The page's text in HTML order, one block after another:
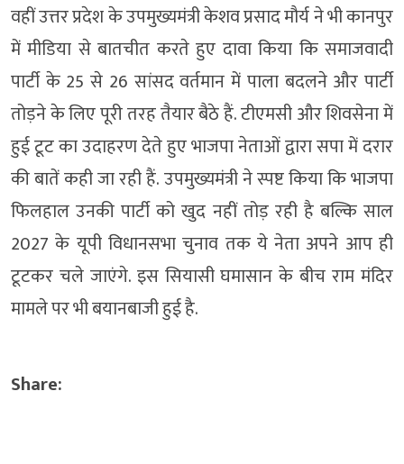
वहीं उत्तर प्रदेश के उपमुख्यमंत्री केशव प्रसाद मौर्य ने भी कानपुर
में मीडिया से बातचीत करते हुए दावा किया कि समाजवादी
पार्टी के 25 से 26 सांसद वर्तमान में पाला बदलने और पार्टी
तोड़ने के लिए पूरी तरह तैयार बैठे हैं. टीएमसी और शिवसेना में
हुई टूट का उदाहरण देते हुए भाजपा नेताओं द्वारा सपा में दरार
की बातें कही जा रही हैं. उपमुख्यमंत्री ने स्पष्ट किया कि भाजपा
फिलहाल उनकी पार्टी को खुद नहीं तोड़ रही है बल्कि साल
2027 के यूपी विधानसभा चुनाव तक ये नेता अपने आप ही
टूटकर चले जाएंगे. इस सियासी घमासान के बीच राम मंदिर
मामले पर भी बयानबाजी हुई है.
Share: